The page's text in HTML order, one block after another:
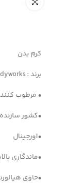
کرم بدن
برند : Bathandbodyworks
• مرطوب
•کشور
•اورجینال
•ماندگاری
•حاوی